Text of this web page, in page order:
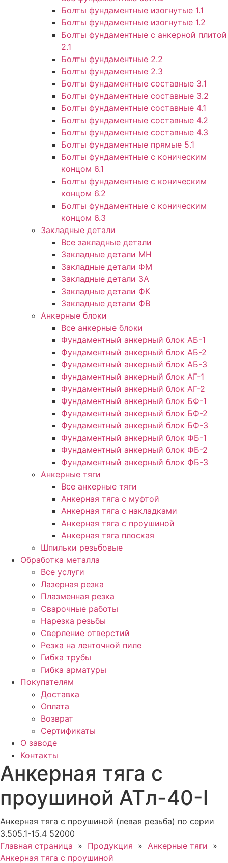
Болты фундаментные изогнутые 1.1
Болты фундаментные изогнутые 1.2
Болты фундаментные с анкерной плитой
2.1
Болты фундаментные 2.2
Болты фундаментные 2.3
Болты фундаментные составные 3.1
Болты фундаментные составные 3.2
Болты фундаментные составные 4.1
Болты фундаментные составные 4.2
Болты фундаментные составные 4.3
Болты фундаментные прямые 5.1
Болты фундаментные с коническим
концом 6.1
Болты фундаментные с коническим
концом 6.2
Болты фундаментные с коническим
концом 6.3
Закладные детали
Все закладные детали
Закладные детали МН
Закладные детали ФМ
Закладные детали ЗА
Закладные детали ФК
Закладные детали ФВ
Анкерные блоки
Все анкерные блоки
Фундаментный анкерный блок АБ-1
Фундаментный анкерный блок АБ-2
Фундаментный анкерный блок АБ-3
Фундаментный анкерный блок АГ-1
Фундаментный анкерный блок АГ-2
Фундаментный анкерный блок БФ-1
Фундаментный анкерный блок БФ-2
Фундаментный анкерный блок БФ-3
Фундаментный анкерный блок ФБ-1
Фундаментный анкерный блок ФБ-2
Фундаментный анкерный блок ФБ-3
Анкерные тяги
Все анкерные тяги
Анкерная тяга с муфтой
Анкерная тяга с накладками
Анкерная тяга с проушиной
Анкерная тяга плоская
Шпильки резьбовые
Обработка металла
Все услуги
Лазерная резка
Плазменная резка
Сварочные работы
Нарезка резьбы
Сверление отверстий
Резка на ленточной пиле
Гибка трубы
Гибка арматуры
Покупателям
Доставка
Оплата
Возврат
Сертификаты
О заводе
Контакты
Анкерная тяга с
проушиной АТл-40-l
Анкерная тяга с проушиной (левая резьба) по серии
3.505.1-15.4 52000
Главная страница » Продукция » Анкерные тяги »
Анкерная тяга с проушиной